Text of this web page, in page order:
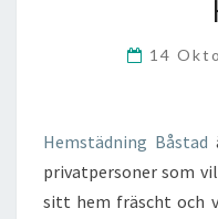
14
Hemstädning Båstad
privatpersoner som
sitt hem fräscht och